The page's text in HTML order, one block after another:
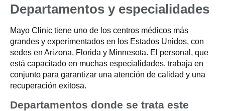
Departamentos y especialidades
Mayo Clinic tiene uno de los centros médicos más
grandes y experimentados en los Estados Unidos, con
sedes en Arizona, Florida y Minnesota. El personal, que
está capacitado en muchas especialidades, trabaja en
conjunto para garantizar una atención de calidad y una
recuperación exitosa.
Departamentos donde se trata este